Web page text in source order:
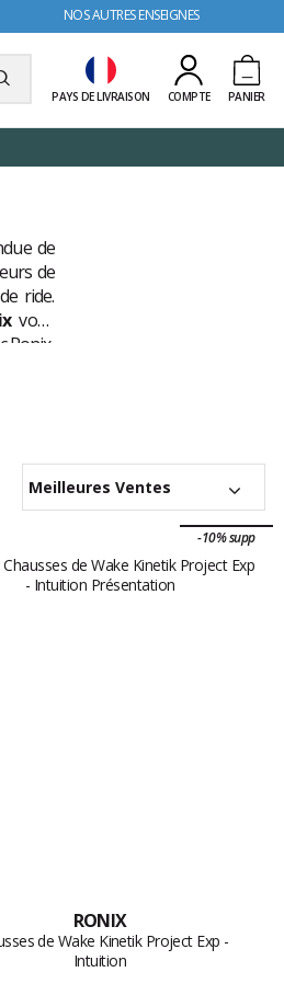
NOS AUTRES ENSEIGNES
PAYS DE LIVRAISON COMPTE PANIER
de
de
ride.
vous
Ronix,
Meilleures Ventes
-10% supp
RONIX
de Wake Kinetik Project Exp -
Intuition